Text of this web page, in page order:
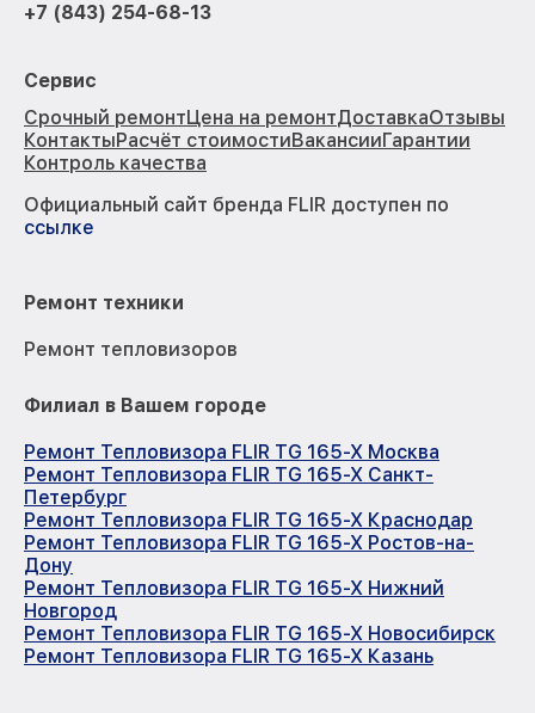
+7 (843) 254-68-13
Сервис
Срочный ремонтЦена на ремонтДоставкаОтзывы
КонтактыРасчёт стоимостиВакансииГарантии
Контроль качества
Официальный сайт бренда FLIR доступен по
ссылке
Ремонт техники
Ремонт тепловизоров
Филиал в Вашем городе
Ремонт Тепловизора FLIR TG 165-X Москва
Ремонт Тепловизора FLIR TG 165-X Санкт-
Петербург
Ремонт Тепловизора FLIR TG 165-X Краснодар
Ремонт Тепловизора FLIR TG 165-X Ростов-на-
Дону
Ремонт Тепловизора FLIR TG 165-X Нижний
Новгород
Ремонт Тепловизора FLIR TG 165-X Новосибирск
Ремонт Тепловизора FLIR TG 165-X Казань